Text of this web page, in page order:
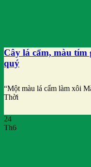
Cây lá cẩm, màu
quý
“Một màu lá cẩm làm xôi
Thời
24
Th6